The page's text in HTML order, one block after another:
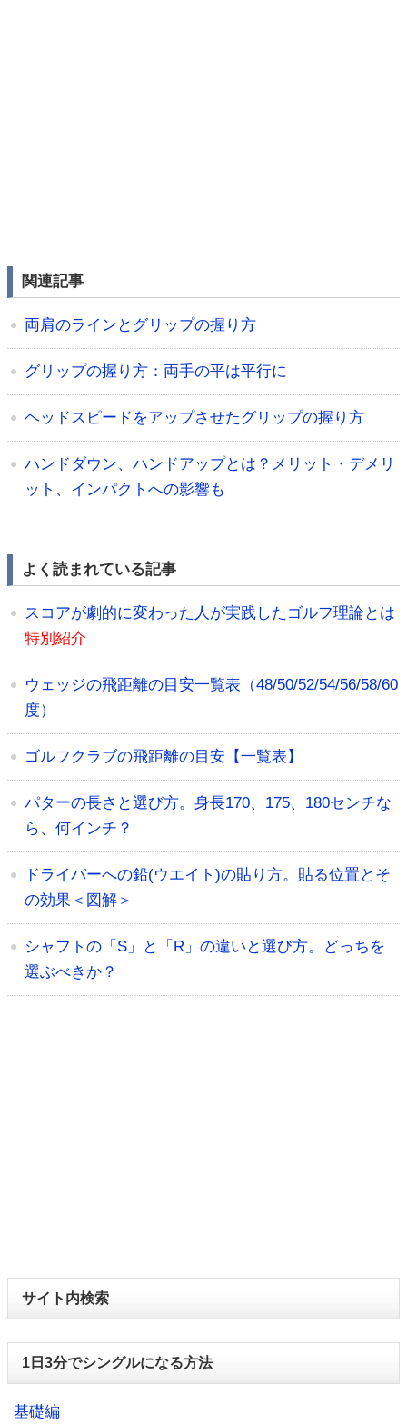
関連記事
両肩のラインとグリップの握り方
グリップの握り方：両手の平は平行に
ヘッドスピードをアップさせたグリップの握り方
ハンドダウン、ハンドアップとは？メリット・デメリ
ット、インパクトへの影響も
よく読まれている記事
スコアが劇的に変わった人が実践したゴルフ理論とは
特別紹介
ウェッジの飛距離の目安一覧表（48/50/52/54/56/58/60
度）
ゴルフクラブの飛距離の目安【一覧表】
パターの長さと選び方。身長170、175、180センチな
ら、何インチ？
ドライバーへの鉛(ウエイト)の貼り方。貼る位置とそ
の効果＜図解＞
シャフトの「S」と「R」の違いと選び方。どっちを
選ぶべきか？
サイト内検索
1日3分でシングルになる方法
基礎編